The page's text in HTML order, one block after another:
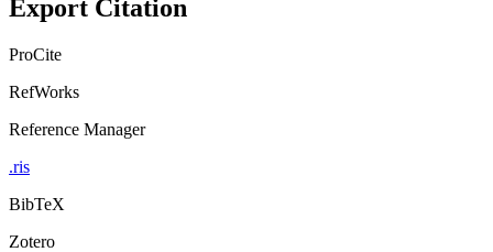
Export Citation
ProCite
RefWorks
Reference Manager
.ris
BibTeX
Zotero